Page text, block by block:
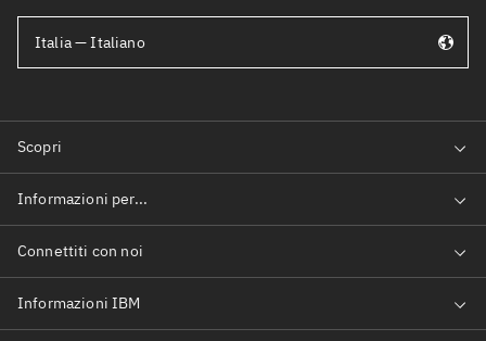
Italia — Italiano